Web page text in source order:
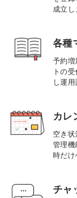
成立し
各種
予約増
トの
し運
カレ
空き
管理機
時だ
チャ